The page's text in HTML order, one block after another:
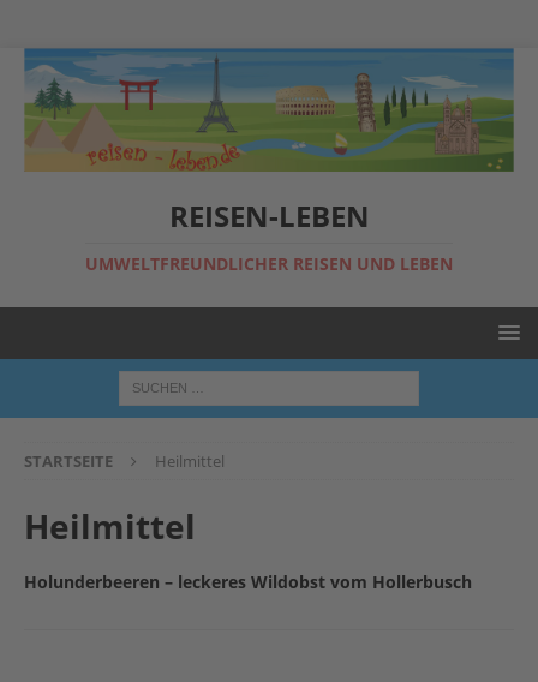
REISEN-LEBEN
UMWELTFREUNDLICHER REISEN UND LEBEN
STARTSEITE Heilmittel
Heilmittel
Holunderbeeren – leckeres Wildobst vom Hollerbusch